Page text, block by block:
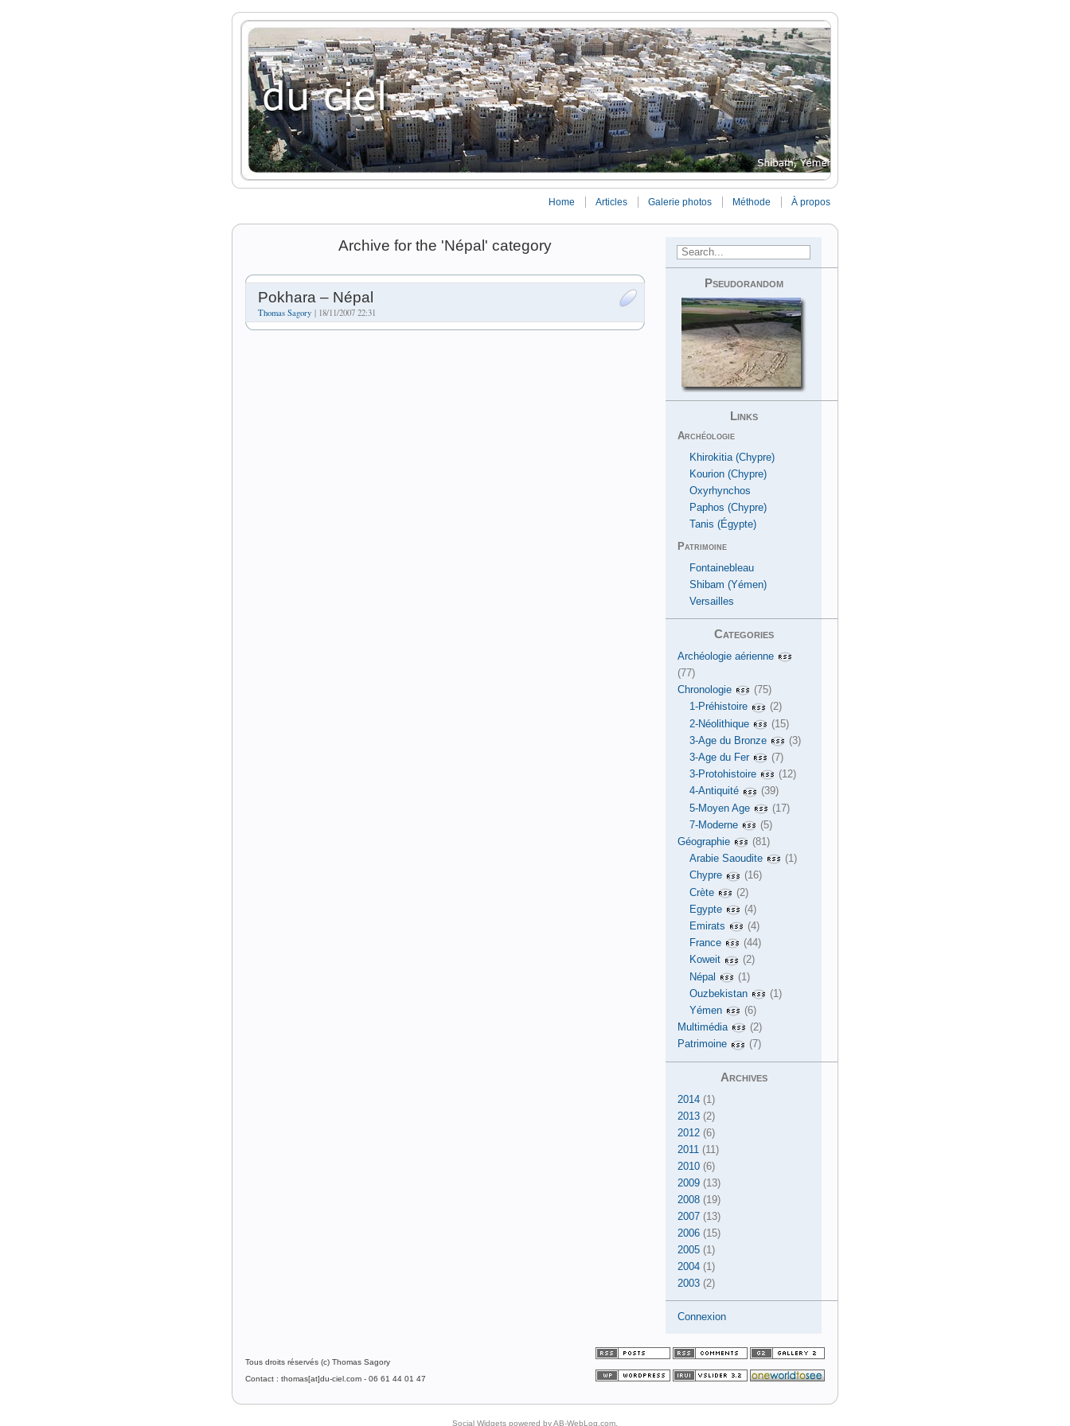
Home Articles Galerie photos Méthode À propos
Archive for the 'Népal' category
Pokhara – Népal
Thomas Sagory | 18/11/2007 22:31
Pseudorandom
Links
Archéologie
Khirokitia (Chypre)
Kourion (Chypre)
Oxyrhynchos
Paphos (Chypre)
Tanis (Égypte)
Patrimoine
Fontainebleau
Shibam (Yémen)
Versailles
Categories
Archéologie aérienne
(77)
Chronologie
(75)
1-Préhistoire
(2)
2-Néolithique
(15)
3-Age du Bronze
(3)
3-Age du Fer
(7)
3-Protohistoire
(12)
4-Antiquité
(39)
5-Moyen Age
(17)
7-Moderne
(5)
Géographie
(81)
Arabie Saoudite
(1)
Chypre
(16)
Crète
(2)
Egypte
(4)
Emirats
(4)
France
(44)
Koweit
(2)
Népal
(1)
Ouzbekistan
(1)
Yémen
(6)
Multimédia
(2)
Patrimoine
(7)
Archives
2014 (1)
2013 (2)
2012 (6)
2011 (11)
2010 (6)
2009 (13)
2008 (19)
2007 (13)
2006 (15)
2005 (1)
2004 (1)
2003 (2)
Connexion
Tous droits réservés (c) Thomas Sagory
Contact : thomas[at]du-ciel.com - 06 61 44 01 47
Social Widgets powered byAB-WebLog.com